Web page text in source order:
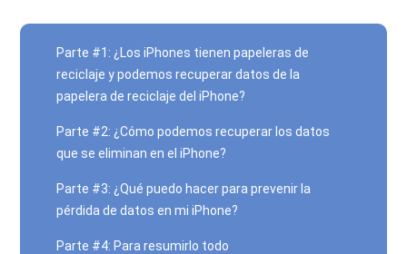
Parte #1: ¿Los iPhones tienen papeleras de
reciclaje y podemos recuperar datos de la
papelera de reciclaje del iPhone?
Parte #2: ¿Cómo podemos recuperar los datos
que se eliminan en el iPhone?
Parte #3: ¿Qué puedo hacer para prevenir la
pérdida de datos en mi iPhone?
Parte #4: Para resumirlo todo